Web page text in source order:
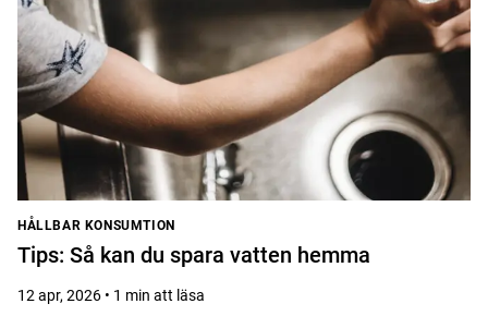
HÅLLBAR KONSUMTION
Tips: Så kan du spara vatten hemma
12 apr, 2026 • 1 min att läsa